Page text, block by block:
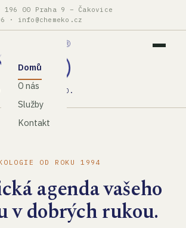
00 Praha 9 – Čakovice
· info@chemeko.cz
SPOL. S R.O.
Domů
O nás
Služby
Kontakt
OD ROKU 1994
agenda vašeho
v dobrých rukou.